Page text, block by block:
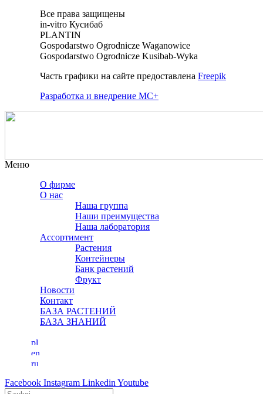
Все права защищены
in-vitro Кусибаб
PLANTIN
Gospodarstwo Ogrodnicze Waganowice
Gospodarstwo Ogrodnicze Kusibab-Wyka
Часть графики на сайте предоставлена Freepik
Разработка и внедрение MC+
Меню
О фирме
О нас
Наша группа
Наши преимущества
Наша лаборатория
Ассортимент
Растения
Контейнеры
Банк растений
Фрукт
Новости
Контакт
БАЗА РАСТЕНИЙ
БАЗА ЗНАНИЙ
Facebook Instagram Linkedin Youtube